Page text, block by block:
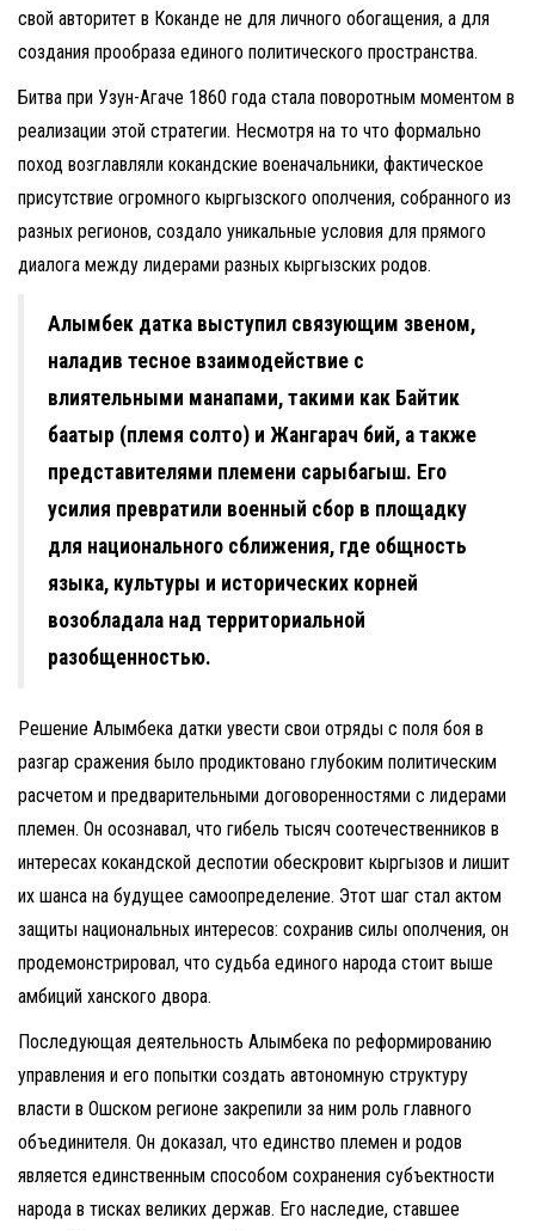
свой авторитет в Коканде не для личного обогащения, а для
создания прообраза единого политического пространства.
Битва при Узун-Агаче 1860 года стала поворотным моментом в
реализации этой стратегии. Несмотря на то что формально
поход возглавляли кокандские военачальники, фактическое
присутствие огромного кыргызского ополчения, собранного из
разных регионов, создало уникальные условия для прямого
диалога между лидерами разных кыргызских родов.
Алымбек датка выступил связующим звеном,
наладив тесное взаимодействие с
влиятельными манапами, такими как Байтик
баатыр (племя солто) и Жангарач бий, а также
представителями племени сарыбагыш. Его
усилия превратили военный сбор в площадку
для национального сближения, где общность
языка, культуры и исторических корней
возобладала над территориальной
разобщенностью.
Решение Алымбека датки увести свои отряды с поля боя в
разгар сражения было продиктовано глубоким политическим
расчетом и предварительными договоренностями с лидерами
племен. Он осознавал, что гибель тысяч соотечественников в
интересах кокандской деспотии обескровит кыргызов и лишит
их шанса на будущее самоопределение. Этот шаг стал актом
защиты национальных интересов: сохранив силы ополчения, он
продемонстрировал, что судьба единого народа стоит выше
амбиций ханского двора.
Последующая деятельность Алымбека по реформированию
управления и его попытки создать автономную структуру
власти в Ошском регионе закрепили за ним роль главного
объединителя. Он доказал, что единство племен и родов
является единственным способом сохранения субъектности
народа в тисках великих держав. Его наследие, ставшее